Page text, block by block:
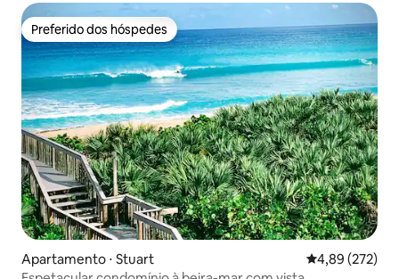
Preferido dos hóspedes
Preferido dos hóspedes
Apartamento ⋅ Stuart 4,89 de uma
4,89 (272)